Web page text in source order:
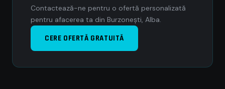
Contactează-ne pentru o ofertă personalizată
pentru afacerea ta din Burzoneşti, Alba.
CERE OFERTĂ GRATUITĂ